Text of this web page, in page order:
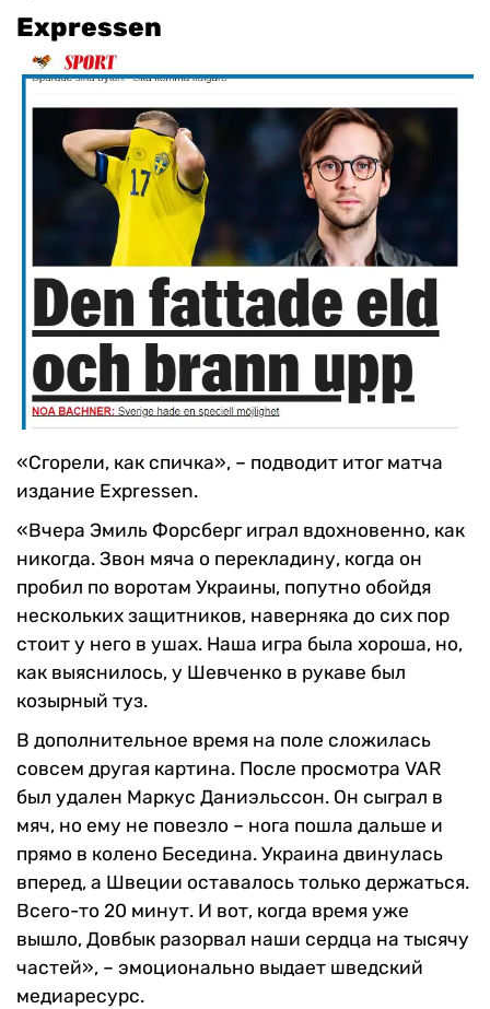
Expressen
«Сгорели, как спичка», – подводит итог матча
издание Expressen.
«Вчера Эмиль Форсберг играл вдохновенно, как
никогда. Звон мяча о перекладину, когда он
пробил по воротам Украины, попутно обойдя
нескольких защитников, наверняка до сих пор
стоит у него в ушах. Наша игра была хороша, но,
как выяснилось, у Шевченко в рукаве был
козырный туз.
В дополнительное время на поле сложилась
совсем другая картина. После просмотра VAR
был удален Маркус Даниэльссон. Он сыграл в
мяч, но ему не повезло – нога пошла дальше и
прямо в колено Беседина. Украина двинулась
вперед, а Швеции оставалось только держаться.
Всего-то 20 минут. И вот, когда время уже
вышло, Довбык разорвал наши сердца на тысячу
частей», – эмоционально выдает шведский
медиаресурс.